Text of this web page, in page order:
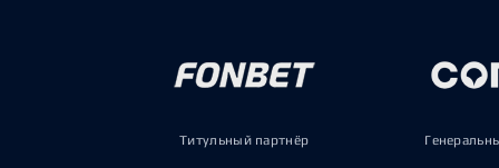
Титульный партнёр